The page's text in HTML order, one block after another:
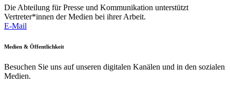
Die Abteilung für Presse und Kommunikation unterstützt
Vertreter*innen der Medien bei ihrer Arbeit.
E-Mail
Medien & Öffentlichkeit
Besuchen Sie uns auf unseren digitalen Kanälen und in den sozialen
Medien.